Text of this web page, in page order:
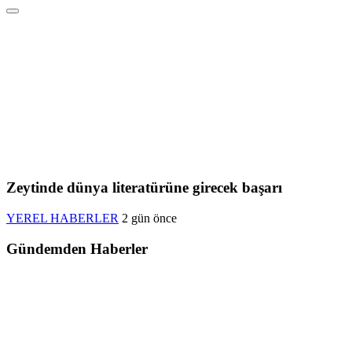
Zeytinde dünya literatürüne girecek başarı
YEREL HABERLER 2 gün önce
Gündemden Haberler